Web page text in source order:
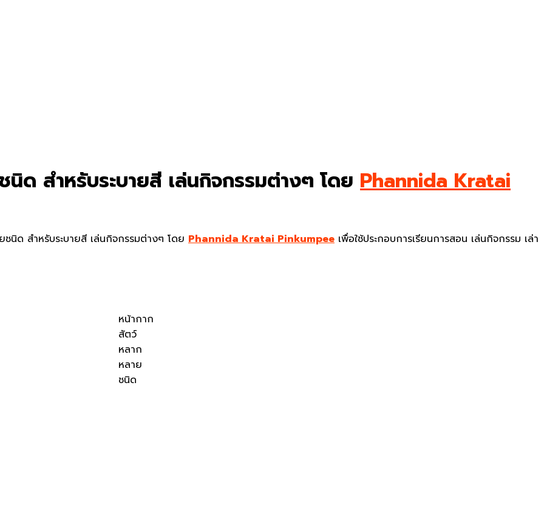
ด สำหรับระบายสี เล่นกิจกรรมต่างๆ โดย Phannida Kratai
นิด สำหรับระบายสี เล่นกิจกรรมต่างๆ โดย Phannida Kratai Pinkumpee เพื่อใช้ประกอบการเรียนการสอน เล่นกิจกรรม เล่า
หน้ากาก
สัตว์
หลาก
หลาย
ชนิด